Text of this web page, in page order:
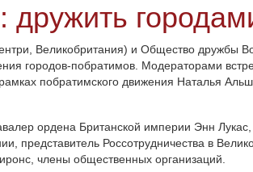
дружить
Великобритания) и Общество дружбы
городов-побратимов. Модераторами
побратимского движения Наталья
ордена Британской империи Энн
представитель Россотрудничества в
члены общественных организаций.